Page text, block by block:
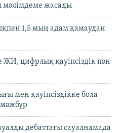
жасады
1,5 мың адам қамаудан
ЖИ, цифрлық қауіпсіздік пән
мен қауіпсіздікке бола
мәжбүр
дебаттағы сауалнамада